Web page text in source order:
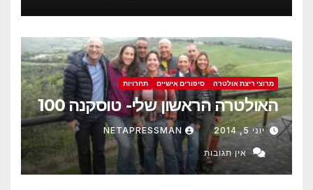
מרוצי ריצת אולטרה סיפורים אישיים תחרויות
האולטרה הראשון שלי- טוסקנה 100
יוני 5, 2014 NETAPRESSMAN
אין תגובות